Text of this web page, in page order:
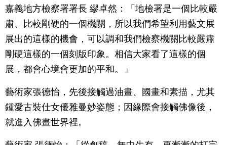
嘉義地方檢察署署長 繆卓然：「地檢署是一個比較嚴
肅、比較剛硬的一個機關，所以我們希望利用藝文展
展出的這樣的機會，可以調和我們檢察機關比較嚴肅
剛硬這樣的一個刻版印象。相信大家看了這樣的個
展，都會心境會更加的平和。」
藝術家張德怡，先後接觸過油畫、國畫和素描，尤其
鍾愛古裝仕女優雅曼妙姿態；因緣際會接觸佛像後，
就進入佛畫世界裡。